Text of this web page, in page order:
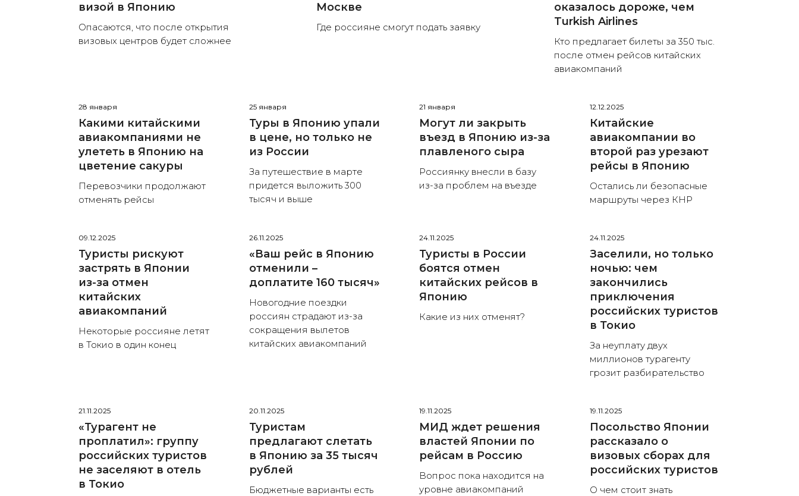
визой в Японию
Опасаются, что после открытия
визовых центров будет сложнее
Москве
Где россияне смогут подать заявку
оказалось дороже, чем
Turkish Airlines
Кто предлагает билеты за 350 тыс.
после отмен рейсов китайских
авиакомпаний
28 января
Какими китайскими
авиакомпаниями не
улететь в Японию на
цветение сакуры
Перевозчики продолжают
отменять рейсы
25 января
Туры в Японию упали
в цене, но только не
из России
За путешествие в марте
придется выложить 300
тысяч и выше
21 января
Могут ли закрыть
въезд в Японию из-за
плавленого сыра
Россиянку внесли в базу
из-за проблем на въезде
12.12.2025
Китайские
авиакомпании во
второй раз урезают
рейсы в Японию
Остались ли безопасные
маршруты через КНР
09.12.2025
Туристы рискуют
застрять в Японии
из-за отмен
китайских
авиакомпаний
Некоторые россияне летят
в Токио в один конец
26.11.2025
«Ваш рейс в Японию
отменили –
доплатите 160 тысяч»
Новогодние поездки
россиян страдают из-за
сокращения вылетов
китайских авиакомпаний
24.11.2025
Туристы в России
боятся отмен
китайских рейсов в
Японию
Какие из них отменят?
24.11.2025
Заселили, но только
ночью: чем
закончились
приключения
российских туристов
в Токио
За неуплату двух
миллионов турагенту
грозит разбирательство
21.11.2025
«Турагент не
проплатил»: группу
российских туристов
не заселяют в отель
в Токио
20.11.2025
Туристам
предлагают слетать
в Японию за 35 тысяч
рублей
Бюджетные варианты есть
19.11.2025
МИД ждет решения
властей Японии по
рейсам в Россию
Вопрос пока находится на
уровне авиакомпаний
19.11.2025
Посольство Японии
рассказало о
визовых сборах для
российских туристов
О чем стоит знать